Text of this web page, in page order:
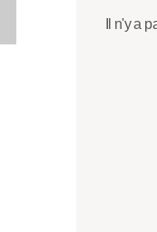
Il n'y a